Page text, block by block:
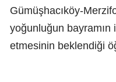
Gümüşhacıköy-
yoğunluğun
etmesinin beklendiği